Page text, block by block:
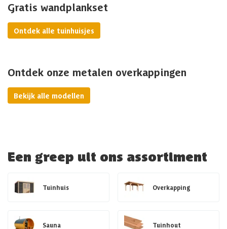
Gratis wandplankset
Ontdek alle tuinhuisjes
Ontdek onze metalen overkappingen
Bekijk alle modellen
Een greep uit ons assortiment
Tuinhuis Overkapping
Sauna Tuinhout